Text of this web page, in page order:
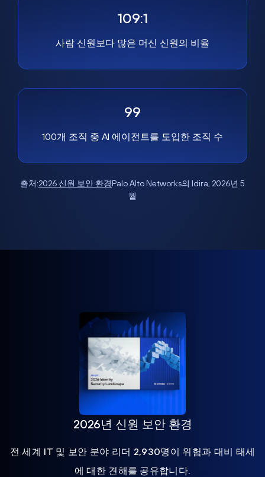
109:1
사람 신원보다 많은 머신 신원의 비율
99
100개 조직 중 AI 에이전트를 도입한 조직 수
출처:2026 신원 보안 환경Palo Alto Networks의 Idira, 2026년 5
월
2026년 신원 보안 환경
전 세계 IT 및 보안 분야 리더 2,930명이 위험과 대비 태세
에 대한 견해를 공유합니다.